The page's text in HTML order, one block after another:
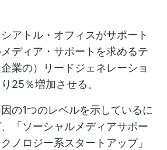
アトル・オフィスがサポート
ディア・サポートを求めるテ
業の）リードジェネレーショ
25％増加させる。
の1つのレベルを示しているに
「ソーシャルメディアサポー
ノロジー系スタートアップ」